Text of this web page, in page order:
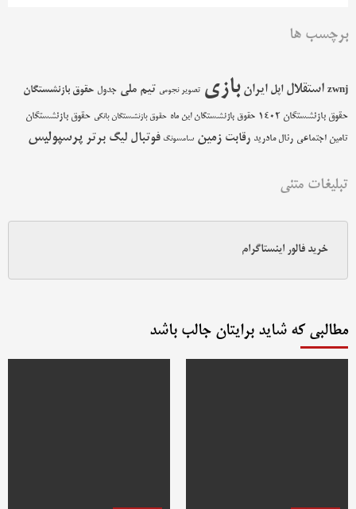
برچسب ها
zwnj استقلال اپل ایران بازی تصویر نجومی تیم ملی جدول حقوق بازنشستگان
حقوق بازنشستگان 1402 حقوق بازنشستگان این ماه حقوق بازنشستگان بانکی حقوق بازنشستگان
تامین اجتماعی رئال مادرید رقابت زمین سامسونگ فوتبال لیگ برتر پرسپولیس
تبلیغات متنی
خرید فالور اینستاگرام
مطالبی که شاید برایتان جالب باشد